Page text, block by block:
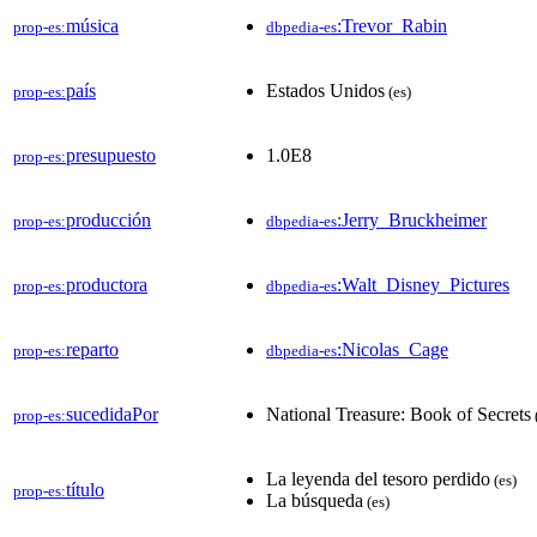
prop-es:música dbpedia-es:Trevor_Rabin
prop-es:país Estados Unidos (es)
prop-es:presupuesto 1.0E8
prop-es:producción dbpedia-es:Jerry_Bruckheimer
prop-es:productora dbpedia-es:Walt_Disney_Pictures
prop-es:reparto dbpedia-es:Nicolas_Cage
prop-es:sucedidaPor National Treasure: Book of Secrets
prop-es:título
La leyenda del tesoro perdido (es)
La búsqueda (es)